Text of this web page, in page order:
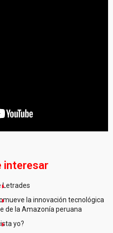
interesar
Letrades
la innovación tecnológica
de la Amazonía peruana
yo?